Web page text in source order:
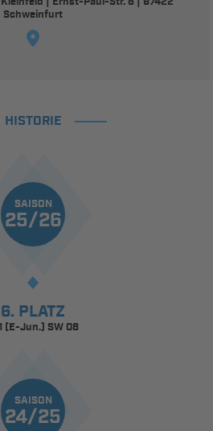
Schweinfurt
HISTORIE
SAISON
25/26
6. PLATZ
(E-Jun.) SW 08
SAISON
24/25